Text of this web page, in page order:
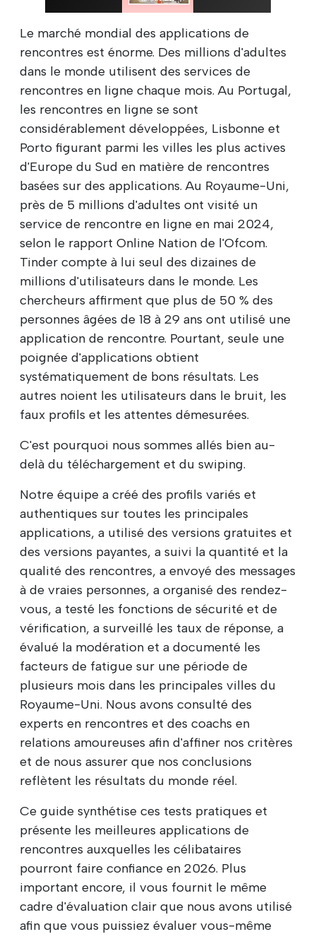
Le marché mondial des applications de
rencontres est énorme. Des millions d'adultes
dans le monde utilisent des services de
rencontres en ligne chaque mois. Au Portugal,
les rencontres en ligne se sont
considérablement développées, Lisbonne et
Porto figurant parmi les villes les plus actives
d'Europe du Sud en matière de rencontres
basées sur des applications. Au Royaume-Uni,
près de 5 millions d'adultes ont visité un
service de rencontre en ligne en mai 2024,
selon le rapport Online Nation de l'Ofcom.
Tinder compte à lui seul des dizaines de
millions d'utilisateurs dans le monde. Les
chercheurs affirment que plus de 50 % des
personnes âgées de 18 à 29 ans ont utilisé une
application de rencontre. Pourtant, seule une
poignée d'applications obtient
systématiquement de bons résultats. Les
autres noient les utilisateurs dans le bruit, les
faux profils et les attentes démesurées.
C'est pourquoi nous sommes allés bien au-
delà du téléchargement et du swiping.
Notre équipe a créé des profils variés et
authentiques sur toutes les principales
applications, a utilisé des versions gratuites et
des versions payantes, a suivi la quantité et la
qualité des rencontres, a envoyé des messages
à de vraies personnes, a organisé des rendez-
vous, a testé les fonctions de sécurité et de
vérification, a surveillé les taux de réponse, a
évalué la modération et a documenté les
facteurs de fatigue sur une période de
plusieurs mois dans les principales villes du
Royaume-Uni. Nous avons consulté des
experts en rencontres et des coachs en
relations amoureuses afin d'affiner nos critères
et de nous assurer que nos conclusions
reflètent les résultats du monde réel.
Ce guide synthétise ces tests pratiques et
présente les meilleures applications de
rencontres auxquelles les célibataires
pourront faire confiance en 2026. Plus
important encore, il vous fournit le même
cadre d'évaluation clair que nous avons utilisé
afin que vous puissiez évaluer vous-même